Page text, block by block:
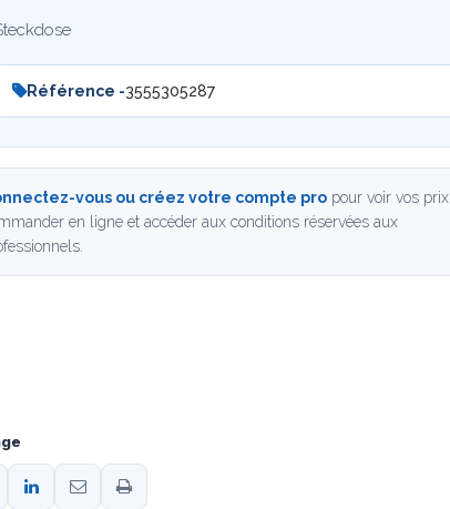
Référence -3555305287
vous ou créez votre compte pro pour voir vos prix,
en ligne et accéder aux conditions réservées aux